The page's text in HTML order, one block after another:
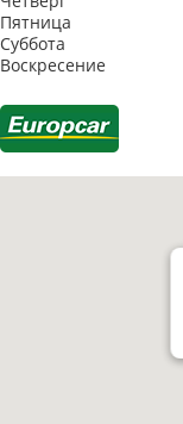
Пятница
Суббота
Воскресение